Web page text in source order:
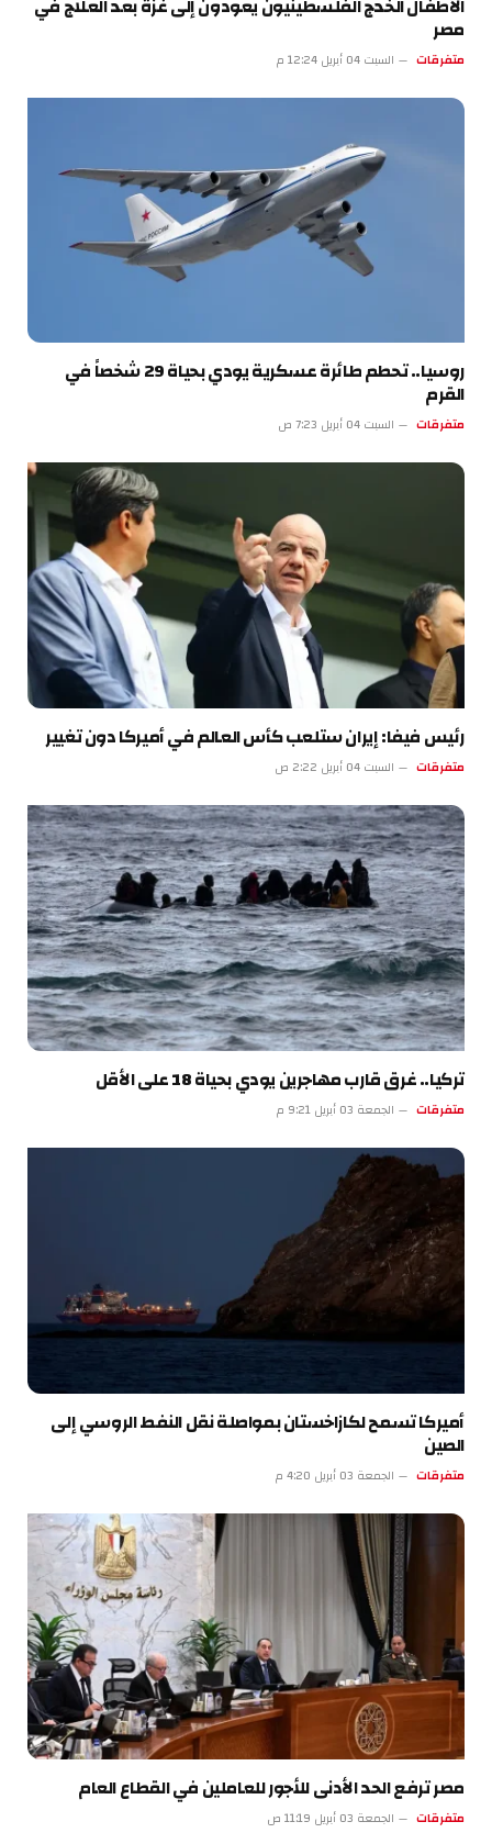
مصر
متفرقات السبت 04 أبريل 12:24 م
روسيا.. تحطم طائرة عسكرية يودي بحياة 29 شخصاً في
القرم
متفرقات السبت 04 أبريل 7:23 ص
رئيس فيفا: إيران ستلعب كأس العالم في أميركا دون تغيير
متفرقات السبت 04 أبريل 2:22 ص
تركيا.. غرق قارب مهاجرين يودي بحياة 18 على الأقل
متفرقات الجمعة 03 أبريل 9:21 م
أميركا تسمح لكازاخستان بمواصلة نقل النفط الروسي إلى
الصين
متفرقات الجمعة 03 أبريل 4:20 م
مصر ترفع الحد الأدنى للأجور للعاملين في القطاع العام
متفرقات الجمعة 03 أبريل 11:19 ص